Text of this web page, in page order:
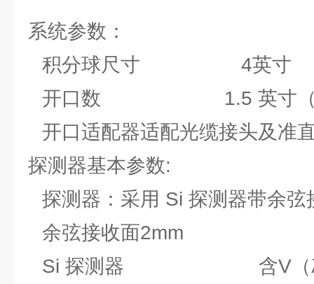
系统参数：
积分球尺寸 4英寸
开口数 1.5 英寸（1个
开口适配器适配光缆接头及准
探测器基本参数:
探测器： 采用 Si 探测器带余弦
余弦接收面2mm
Si 探测器 含V（λ）